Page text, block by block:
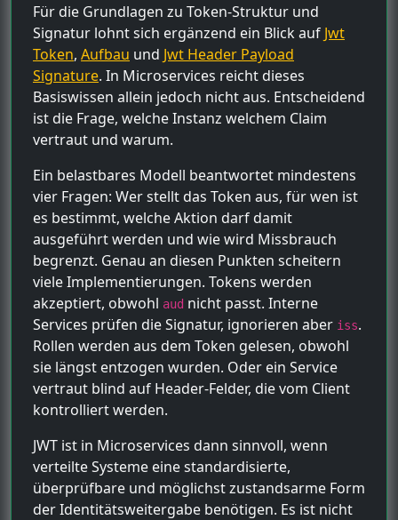
Für die Grundlagen zu Token-Struktur und
Signatur lohnt sich ergänzend ein Blick auf Jwt
Token, Aufbau und Jwt Header Payload
Signature. In Microservices reicht dieses
Basiswissen allein jedoch nicht aus. Entscheidend
ist die Frage, welche Instanz welchem Claim
vertraut und warum.
Ein belastbares Modell beantwortet mindestens
vier Fragen: Wer stellt das Token aus, für wen ist
es bestimmt, welche Aktion darf damit
ausgeführt werden und wie wird Missbrauch
begrenzt. Genau an diesen Punkten scheitern
viele Implementierungen. Tokens werden
akzeptiert, obwohl aud nicht passt. Interne
Services prüfen die Signatur, ignorieren aber iss.
Rollen werden aus dem Token gelesen, obwohl
sie längst entzogen wurden. Oder ein Service
vertraut blind auf Header-Felder, die vom Client
kontrolliert werden.
JWT ist in Microservices dann sinnvoll, wenn
verteilte Systeme eine standardisierte,
überprüfbare und möglichst zustandsarme Form
der Identitätsweitergabe benötigen. Es ist nicht